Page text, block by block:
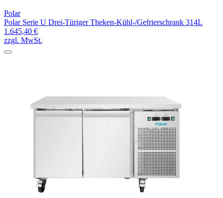
Polar
Polar Serie U Drei-Türiger Theken-Kühl-/Gefrierschrank 314L
1.645,40 €
zzgl. MwSt.